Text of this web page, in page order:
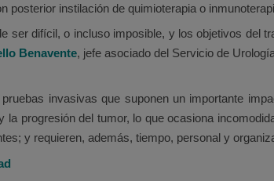
instilación de quimioterapia o
ser difícil, o incluso imposible, y los objetivos del
Benavente, jefe asociado del Servicio de
invasivas que suponen un importante
progresión del tumor, lo que ocasiona
y requieren, además, tiempo, personal y